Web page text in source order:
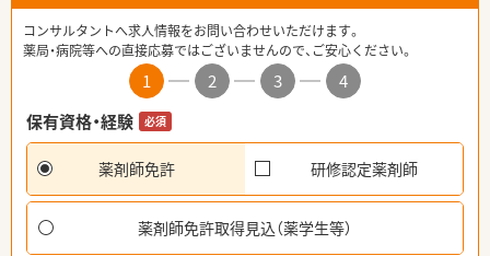
コンサルタントへ求人情報をお問い合わせいただけます。
薬局・病院等への直接応募ではございませんので、ご安心ください。
1 2 3
4
保有資格・経験
必須
薬剤師免許 研修認定薬剤師
薬剤師免許取得見込（薬学生等）